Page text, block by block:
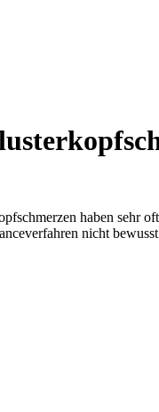
haben sehr
nicht